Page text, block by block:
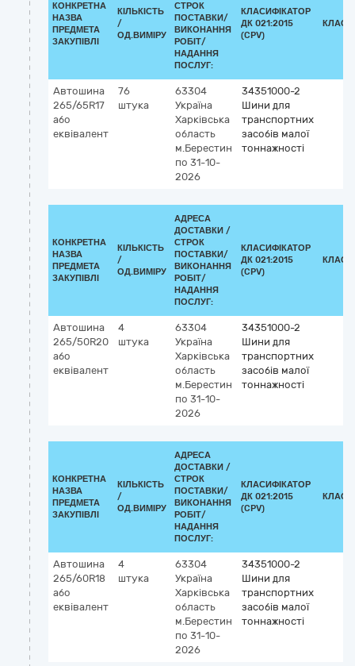
КОНКРЕТНА
НАЗВА
ПРЕДМЕТА
ЗАКУПІВЛІ
КІЛЬКІСТЬ
/
ОД.ВИМІРУ
СТРОК
ПОСТАВКИ/
ВИКОНАННЯ
РОБІТ/
НАДАННЯ
ПОСЛУГ:
КЛАСИФІКАТОР
ДК 021:2015
(CPV)
Автошина
265/65R17
або
еквівалент
76
штука
63304
Україна
Харківська
область
м.Берестин
по 31-10-
2026
34351000-2
Шини для
транспортних
засобів малої
тоннажності
КОНКРЕТНА
НАЗВА
ПРЕДМЕТА
ЗАКУПІВЛІ
КІЛЬКІСТЬ
/
ОД.ВИМІРУ
АДРЕСА
ДОСТАВКИ /
СТРОК
ПОСТАВКИ/
ВИКОНАННЯ
РОБІТ/
НАДАННЯ
ПОСЛУГ:
КЛАСИФІКАТОР
ДК 021:2015
(CPV)
Автошина
265/50R20
або
еквівалент
4
штука
63304
Україна
Харківська
область
м.Берестин
по 31-10-
2026
34351000-2
Шини для
транспортних
засобів малої
тоннажності
КОНКРЕТНА
НАЗВА
ПРЕДМЕТА
ЗАКУПІВЛІ
КІЛЬКІСТЬ
/
ОД.ВИМІРУ
АДРЕСА
ДОСТАВКИ /
СТРОК
ПОСТАВКИ/
ВИКОНАННЯ
РОБІТ/
НАДАННЯ
ПОСЛУГ:
КЛАСИФІКАТОР
ДК 021:2015
(CPV)
Автошина
265/60R18
або
еквівалент
4
штука
63304
Україна
Харківська
область
м.Берестин
по 31-10-
2026
34351000-2
Шини для
транспортних
засобів малої
тоннажності